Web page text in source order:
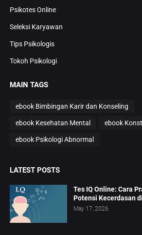
Psikotes Online
Seleksi Karyawan
Tips Psikologis
Tokoh Psikologi
MAIN TAGS
ebook Bimbingan Karir dan Konseling
ebook Kesehatan Mental ebook
ebook Psikologi Abnormal
LATEST POSTS
Tes IQ Online: Cara
Potensi Kecerdasan
May 17, 2026